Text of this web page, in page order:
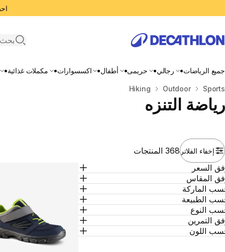
search
جميع الرياضات رجالي حريمى أطفال اكسسوارات مكملات غذائية
المنزل
Sports
Outdoor
Hiking
رياضة التنزه
إخفاء الفلاتر368 المنتجات
السعر
المقاس
الماركة
الطبيعة
النوع
التمرين
اللون